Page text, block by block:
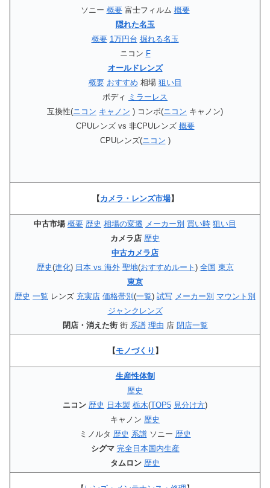
ソニー 概要富士フィルム 概要
隠れた名玉
概要 1万円台 掘れる名玉
ニコン F
オールドレンズ
概要 おすすめ 相場 狙い目
ボディ ミラーレス
互換性(ニコン キャノン ) コンボ(ニコン キャノン)
CPUレンズ vs 非CPUレンズ 概要
CPUレンズ(ニコン )
【カメラ・レンズ市場】
中古市場 概要 歴史 相場の変遷 メーカー別 買い時 狙い目
カメラ店 歴史
中古カメラ店
歴史(進化) 日本 vs 海外 聖地(おすすめルート ) 全国 東京
東京
歴史 一覧 レンズ 充実店 価格帯別 (一覧) 試写 メーカー別 マウント別
ジャンクレンズ
閉店・消えた街街 系譜 理由 店 閉店一覧
【モノづくり 】
生産性体制
歴史
ニコン 歴史 日本製 栃木(TOP5 見分け方)
キャノン 歴史
ミノルタ 歴史 系譜ソニー 歴史
シグマ 完全日本国内生産
タムロン 歴史